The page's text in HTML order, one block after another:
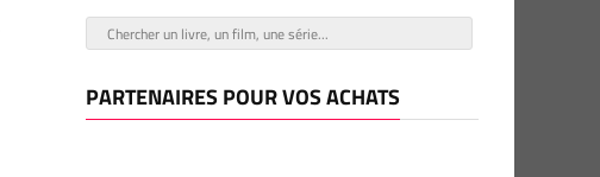
PARTENAIRES POUR VOS ACHATS